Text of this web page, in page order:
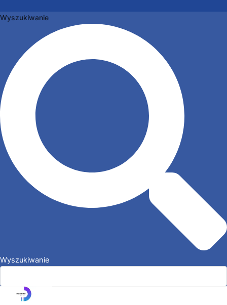
Wyszukiwanie
Wyszukiwanie